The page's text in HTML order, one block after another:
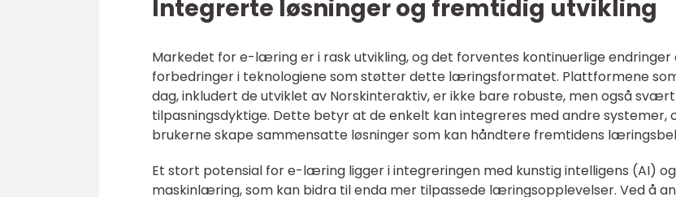
Integrerte løsninger og fremtidig utvikling
Markedet for e-læring er i rask utvikling, og det forventes kontinuerlige endringer
forbedringer i teknologiene som støtter dette læringsformatet. Plattformene
dag, inkludert de utviklet av Norskinteraktiv, er ikke bare robuste, men også svært
tilpasningsdyktige. Dette betyr at de enkelt kan integreres med andre systemer,
brukerne skape sammensatte løsninger som kan håndtere fremtidens
Et stort potensial for e-læring ligger i integreringen med kunstig intelligens (AI) og
maskinlæring, som kan bidra til enda mer tilpassede læringsopplevelser. Ved å